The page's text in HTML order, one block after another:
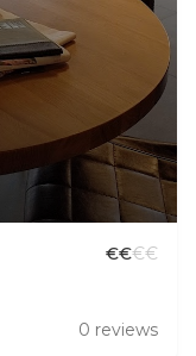
€€€€
0 reviews